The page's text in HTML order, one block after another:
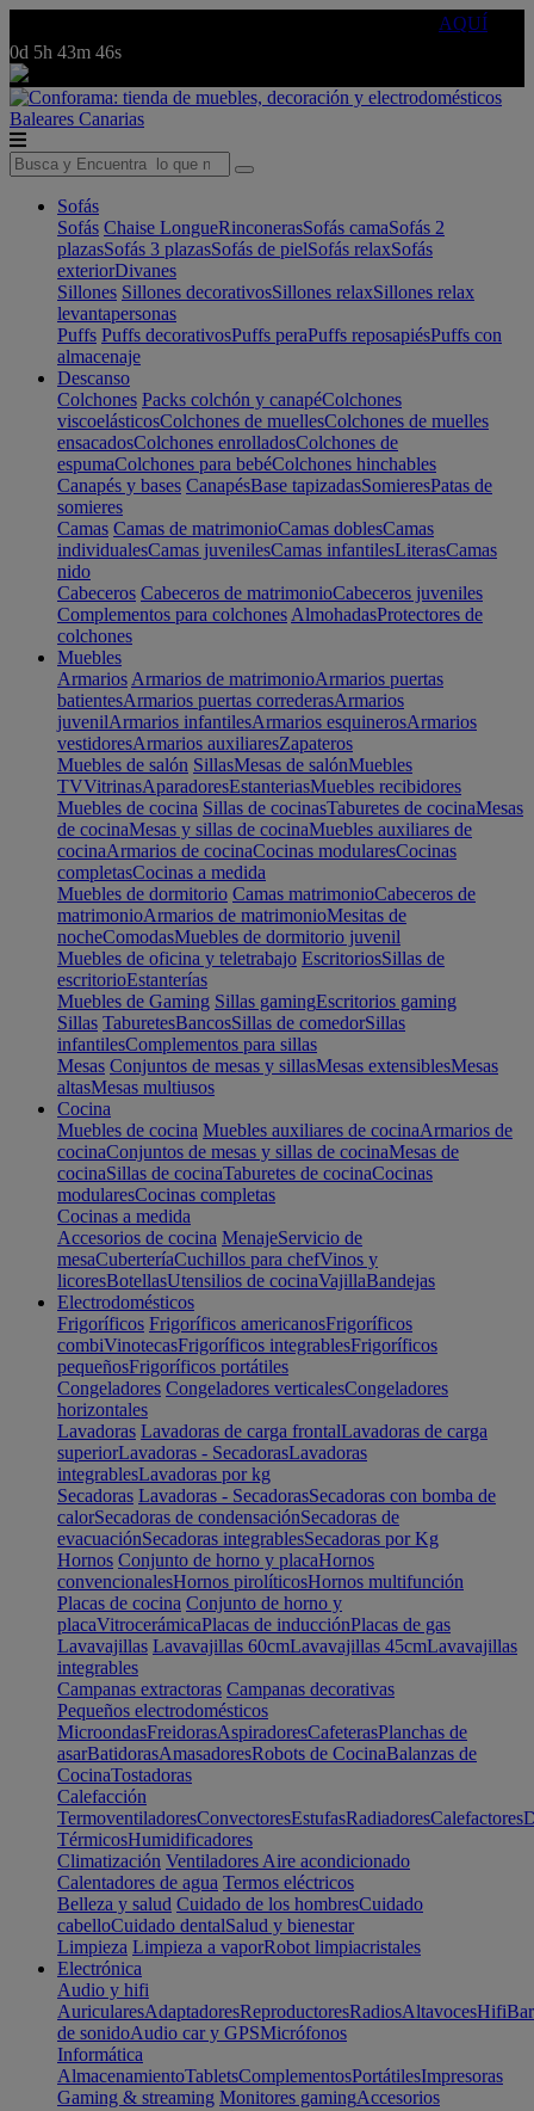
AQUÍ
0d 5h 43m 46s
Baleares Canarias
Sofás
Sofás Chaise LongueRinconerasSofás camaSofás 2
plazasSofás 3 plazasSofás de pielSofás relaxSofás
exteriorDivanes
Sillones Sillones decorativosSillones relaxSillones relax
levantapersonas
Puffs Puffs decorativosPuffs peraPuffs reposapiésPuffs con
almacenaje
Descanso
Colchones Packs colchón y canapéColchones
viscoelásticosColchones de muellesColchones de muelles
ensacadosColchones enrolladosColchones de
espumaColchones para bebéColchones hinchables
Canapés y bases CanapésBase tapizadasSomieresPatas de
somieres
Camas Camas de matrimonioCamas doblesCamas
individualesCamas juvenilesCamas infantilesLiterasCamas
nido
Cabeceros Cabeceros de matrimonioCabeceros juveniles
Complementos para colchones AlmohadasProtectores de
colchones
Muebles
Armarios Armarios de matrimonioArmarios puertas
batientesArmarios puertas correderasArmarios
juvenilArmarios infantilesArmarios esquinerosArmarios
vestidoresArmarios auxiliaresZapateros
Muebles de salón SillasMesas de salónMuebles
TVVitrinasAparadoresEstanteriasMuebles recibidores
Muebles de cocina Sillas de cocinasTaburetes de cocinaMesas
de cocinaMesas y sillas de cocinaMuebles auxiliares de
cocinaArmarios de cocinaCocinas modularesCocinas
completasCocinas a medida
Muebles de dormitorio Camas matrimonioCabeceros de
matrimonioArmarios de matrimonioMesitas de
nocheComodasMuebles de dormitorio juvenil
Muebles de oficina y teletrabajo EscritoriosSillas de
escritorioEstanterías
Muebles de Gaming Sillas gamingEscritorios gaming
Sillas TaburetesBancosSillas de comedorSillas
infantilesComplementos para sillas
Mesas Conjuntos de mesas y sillasMesas extensiblesMesas
altasMesas multiusos
Cocina
Muebles de cocina Muebles auxiliares de cocinaArmarios de
cocinaConjuntos de mesas y sillas de cocinaMesas de
cocinaSillas de cocinaTaburetes de cocinaCocinas
modularesCocinas completas
Cocinas a medida
Accesorios de cocina MenajeServicio de
mesaCuberteríaCuchillos para chefVinos y
licoresBotellasUtensilios de cocinaVajillaBandejas
Electrodomésticos
Frigoríficos Frigoríficos americanosFrigoríficos
combiVinotecasFrigoríficos integrablesFrigoríficos
pequeñosFrigoríficos portátiles
Congeladores Congeladores verticalesCongeladores
horizontales
Lavadoras Lavadoras de carga frontalLavadoras de carga
superiorLavadoras - SecadorasLavadoras
integrablesLavadoras por kg
Secadoras Lavadoras - SecadorasSecadoras con bomba de
calorSecadoras de condensaciónSecadoras de
evacuaciónSecadoras integrablesSecadoras por Kg
Hornos Conjunto de horno y placaHornos
convencionalesHornos pirolíticosHornos multifunción
Placas de cocina Conjunto de horno y
placaVitrocerámicaPlacas de inducciónPlacas de gas
Lavavajillas Lavavajillas 60cmLavavajillas 45cmLavavajillas
integrables
Campanas extractoras Campanas decorativas
Pequeños electrodomésticos
MicroondasFreidorasAspiradoresCafeterasPlanchas de
asarBatidorasAmasadoresRobots de CocinaBalanzas de
CocinaTostadoras
Calefacción
TermoventiladoresConvectoresEstufasRadiadoresCalefactores
TérmicosHumidificadores
Climatización Ventiladores Aire acondicionado
Calentadores de agua Termos eléctricos
Belleza y salud Cuidado de los hombresCuidado
cabelloCuidado dentalSalud y bienestar
Limpieza Limpieza a vaporRobot limpiacristales
Electrónica
Audio y hifi
AuricularesAdaptadoresReproductoresRadiosAltavocesHifi
de sonidoAudio car y GPSMicrófonos
Informática
AlmacenamientoTabletsComplementosPortátilesImpresoras
Gaming & streaming Monitores gamingAccesorios